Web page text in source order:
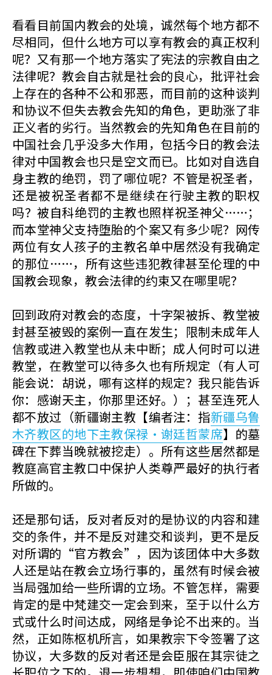
看看目前国内教会的处境，诚然每个地方都不
尽相同，但什么地方可以享有教会的真正权利
呢？又有那一个地方落实了宪法的宗教自由之
法律呢？教会自古就是社会的良心，批评社会
上存在的各种不公和邪恶，而目前的这种谈判
和协议不但失去教会先知的角色，更助涨了非
正义者的劣行。当然教会的先知角色在目前的
中国社会几乎没多大作用，包括今日的教会法
律对中国教会也只是空文而已。比如对自选自
身主教的绝罚，罚了哪位呢？不管是祝圣者，
还是被祝圣者都不是继续在行驶主教的职权
吗？被自科绝罚的主教也照样祝圣神父……；
而本堂神父支持堕胎的个案又有多少呢？网传
两位有女人孩子的主教名单中居然没有我确定
的那位……，所有这些违犯教律甚至伦理的中
国教会现象，教会法律的约束又在哪里呢？
回到政府对教会的态度，十字架被拆、教堂被
封甚至被毁的案例一直在发生；限制未成年人
信教或进入教堂也从未中断；成人何时可以进
教堂，在教堂可以待多久也有所规定（有人可
能会说：胡说，哪有这样的规定？我只能告诉
你：感谢天主，你那里还好。）；甚至连死人
都不放过（新疆谢主教【编者注：指新疆乌鲁
木齐教区的地下主教保禄·谢廷哲蒙席】的墓
碑在下葬当晚就被挖走）。所有这些居然都是
教庭高官主教口中保护人类尊严最好的执行者
所做的。
还是那句话，反对者反对的是协议的内容和建
交的条件，并不是反对建交和谈判，更不是反
对所谓的“官方教会”，因为该团体中大多数
人还是站在教会立场行事的，虽然有时候会被
当局强加给一些所谓的立场。不管怎样，需要
肯定的是中梵建交一定会到来，至于以什么方
式或什么时间达成，网络是争论不出来的。当
然，正如陈枢机所言，如果教宗下令签署了这
协议，大多数的反对者还是会臣服在其宗徒之